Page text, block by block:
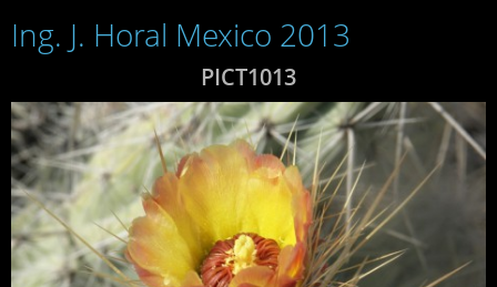
Ing. J. Horal Mexico 2013
PICT1013